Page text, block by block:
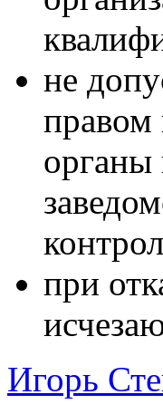
не
правом
органы
при
Игорь